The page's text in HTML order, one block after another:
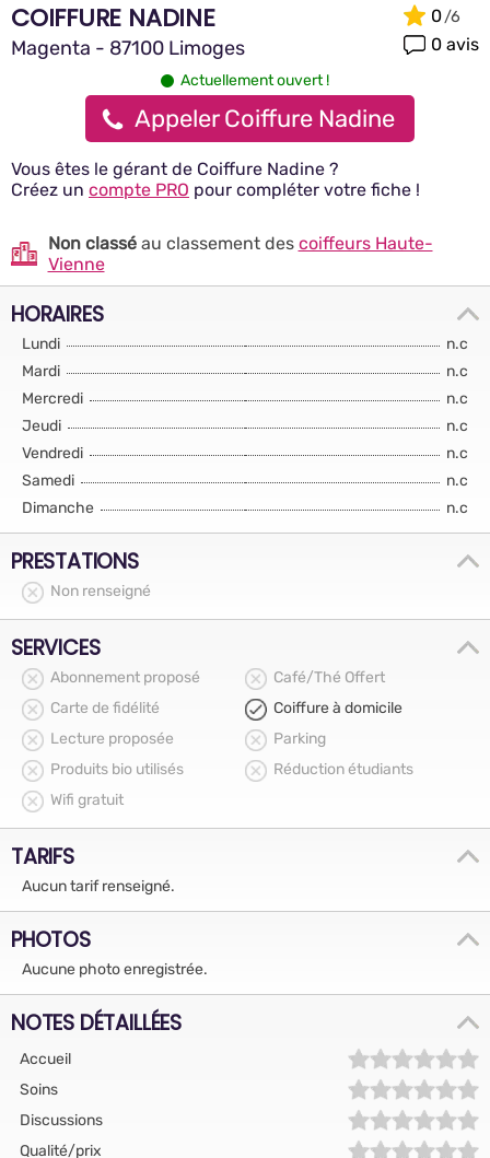
COIFFURE NADINE
Magenta - 87100 Limoges
0
0 avis
Actuellement ouvert !
Appeler Coiffure Nadine
Vous êtes le gérant de Coiffure Nadine ?
Créez un compte PRO pour compléter votre fiche !
Non classéau classement des coiffeurs Haute-
Vienne
HORAIRES
Lundi
n.c
Mardi
n.c
Mercredi
n.c
Jeudi
n.c
Vendredi
n.c
Samedi
n.c
Dimanche
n.c
PRESTATIONS
Non renseigné
SERVICES
Abonnement proposé
Café/Thé Offert
Carte de fidélité
Coiffure à domicile
Lecture proposée
Parking
Produits bio utilisés
Réduction étudiants
Wifi gratuit
TARIFS
Aucun tarif renseigné.
PHOTOS
Aucune photo enregistrée.
NOTES DÉTAILLÉES
Accueil
Soins
Discussions
Qualité/prix